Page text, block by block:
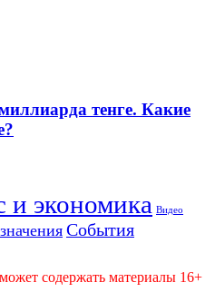
тенге. Какие
и экономика Видео
События
содержать материалы 16+